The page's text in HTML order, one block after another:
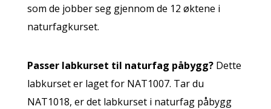
som de jobber seg gjennom de 12 øktene i
naturfagkurset.
Passer labkurset til naturfag påbygg?Dette
labkurset er laget for NAT1007. Tar du
NAT1018, er det labkurset i naturfag påbygg